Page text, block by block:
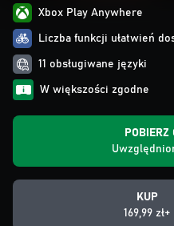
Xbox Play Anywhere
Liczba funkcji ułatwień
11 obsługiwane języki
W większości zgodne
POBIERZ
KUP
169,99 zł+